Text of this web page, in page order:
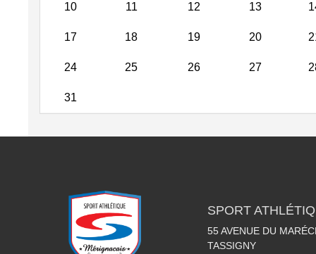
10 11 12 13
17 18 19 20
24 25 26 27
31
SPORT
55 AVENUE DU
TASSIGNY